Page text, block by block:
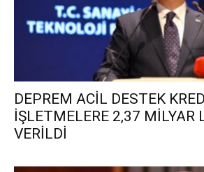
DEPREM ACİL DESTEK
İŞLETMELERE 2,37 MİLYAR
VERİLDİ